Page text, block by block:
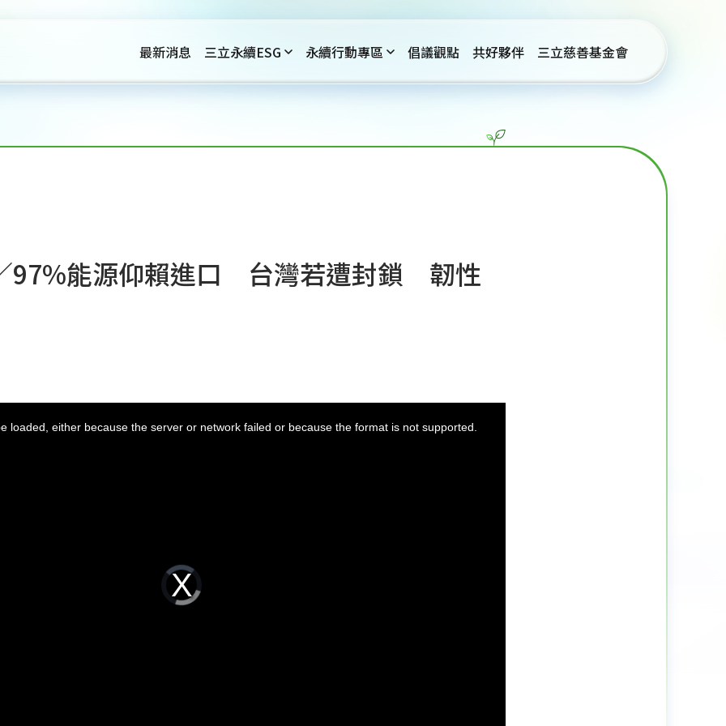
最新消息 三立永續ESG 永續行動專區 倡議觀點 共好夥伴 三立慈善基金會
97%能源仰賴進口 台灣若遭封鎖 韌性
Video
Player
loading.
loaded, either because the server or network failed or because the format is not supported.